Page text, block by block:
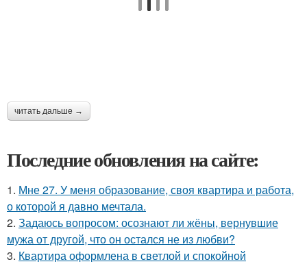
читать дальше →
Последние обновления на сайте:
1. Мне 27. У меня образование, своя квартира и работа,
о которой я давно мечтала.
2. Задаюсь вопросом: осознают ли жёны, вернувшие
мужа от другой, что он остался не из любви?
3. Квартира оформлена в светлой и спокойной